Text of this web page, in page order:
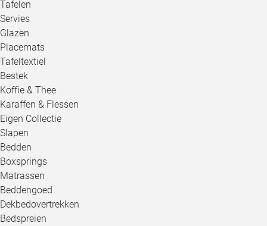
Tafelen
Servies
Glazen
Placemats
Tafeltextiel
Bestek
Koffie & Thee
Karaffen & Flessen
Eigen Collectie
Slapen
Bedden
Boxsprings
Matrassen
Beddengoed
Dekbedovertrekken
Bedspreien